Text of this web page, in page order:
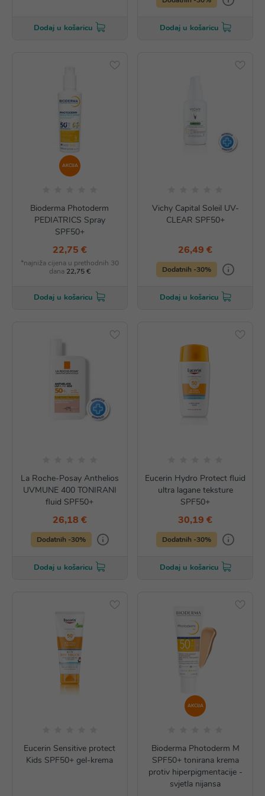
Dodaj u košaricu Dodaj u košaricu
AKCIJA
Bioderma Photoderm
PEDIATRICS Spray
SPF50+
22,75 €
*najniža cijena u prethodnih 30
dana 22,75 €
Dodaj u košaricu
Vichy Capital Soleil UV-
CLEAR SPF50+
26,49 €
Dodatnih -30%
Dodaj u košaricu
La Roche-Posay Anthelios
UVMUNE 400 TONIRANI
fluid SPF50+
26,18 €
Dodatnih -30%
Dodaj u košaricu
Eucerin Hydro Protect fluid
ultra lagane teksture
SPF50+
30,19 €
Dodatnih -30%
Dodaj u košaricu
Eucerin Sensitive protect
Kids SPF50+ gel-krema
AKCIJA
Bioderma Photoderm M
SPF50+ tonirana krema
protiv hiperpigmentacije -
svjetla nijansa